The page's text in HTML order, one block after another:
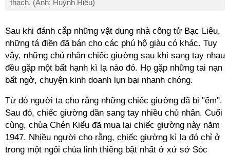
thạch. (Ảnh: Huỳnh Hiếu)
Sau khi đánh cắp những vật dụng nhà công tử Bạc Liêu,
những tá điền đã bán cho các phú hộ giàu có khác. Tuy
vậy, những chủ nhân chiếc giường sau khi sang tay nhau
đều gặp một bất hạnh kì lạ nào đó. Họ gặp những tai nạn
bất ngờ, chuyện kinh doanh lụn bại nhanh chóng.
Từ đó người ta cho rằng những chiếc giường đã bị "ếm".
Sau đó, chiếc giường dần sang tay nhiều chủ nhân. Cuối
cùng, chùa Chén Kiểu đã mua lại chiếc giường này năm
1947. Nhiều người cho rằng, chiếc giường kì lạ đó chỉ ở
trong một ngôi chùa linh thiêng bật nhất ở xứ sở Sóc